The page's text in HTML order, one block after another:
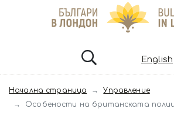
English
Начална страница
Управление
Особености на британската